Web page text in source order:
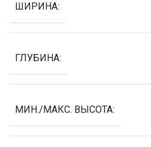
ШИРИНА:
ГЛУБИНА:
МИН./МАКС. ВЫСОТА: